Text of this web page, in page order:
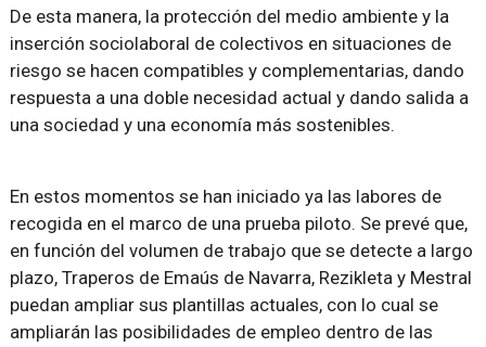
De esta manera, la protección del medio ambiente y la
inserción sociolaboral de colectivos en situaciones de
riesgo se hacen compatibles y complementarias, dando
respuesta a una doble necesidad actual y dando salida a
una sociedad y una economía más sostenibles.
En estos momentos se han iniciado ya las labores de
recogida en el marco de una prueba piloto. Se prevé que,
en función del volumen de trabajo que se detecte a largo
plazo, Traperos de Emaús de Navarra, Rezikleta y Mestral
puedan ampliar sus plantillas actuales, con lo cual se
ampliarán las posibilidades de empleo dentro de las